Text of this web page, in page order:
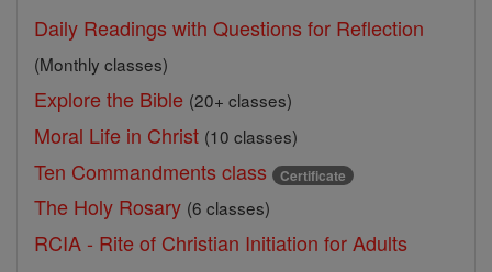
Daily Readings with Questions for Reflection
(Monthly classes)
Explore the Bible (20+ classes)
Moral Life in Christ (10 classes)
Ten Commandments class Certificate
The Holy Rosary (6 classes)
RCIA - Rite of Christian Initiation for Adults